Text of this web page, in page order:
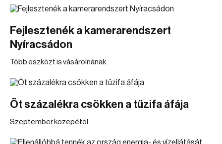
Fejlesztenék a kamerarendszert
Nyíracsádon
Több eszközt is vásárolnának.
Öt százalékra csökken a tűzifa áfája
Szeptember közepétől.